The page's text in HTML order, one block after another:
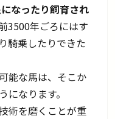
なったり飼育され
3500年ごろにはす
騎乗したりできた
能な馬は、そこか
なります。
術を磨くことが重